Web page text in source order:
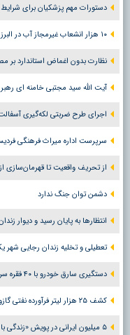
دستورات مهم پزشکیان برای
۱۰ هزار انشعاب غیرمجاز آب در البرز شناسایی شد
نظارت بدون اغماض استاندارد بر
آیت الله سید مجتبی خامنه ای
اجرای طرح ضربتی لکه‌گیری
سرپرست اداره میراث فرهنگی
از تحریف واقعیت تا قهرمان‌سازی
دشمن توان جنگ ندارد
انتظارها به پایان رسید و دیوار
تعطیلی و تخلیه زندان رجایی شهر
دستگیری سارق خودرو با ۴۰ فقره سرقت در کرج
کشف ۲۵ هزار لیتر فرآورده نفتی گازوئیل غیر مجاز در اشتهارد
۵ میلیون ایرانی در پویش «زندگی با آیه‌ها» شرکت کردند